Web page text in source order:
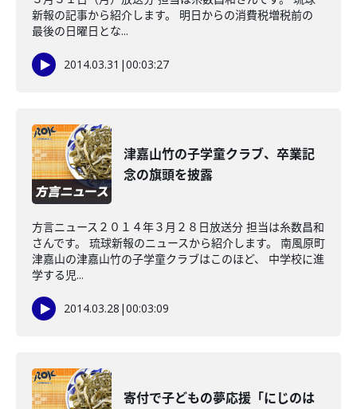
新報の記事から紹介します。 明日からの消費税増税前の
最後の日曜日とな...
2014.03.31 |00:03:27
津嘉山竹の子学童クラブ、卒業記
念の旗頭を披露
方言ニュース２０１４年３月２８日放送分 担当は糸数昌和
さんです。 琉球新報のニュースから紹介します。 南風原町
津嘉山の津嘉山竹の子学童クラブはこのほど、 中学校に進
学する児...
2014.03.28 |00:03:09
寄付で子どもの夢応援「にじのは